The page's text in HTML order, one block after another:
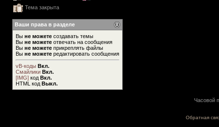
Тема закрыта
Ваши права в разделе
Вы не можете создавать темы
Вы не можете отвечать на сообщения
Вы не можете прикреплять файлы
Вы не можете редактировать сообщения
vB-коды Вкл.
Смайлики Вкл.
[IMG] код Вкл.
HTML код Выкл.
Часовой
Обратная